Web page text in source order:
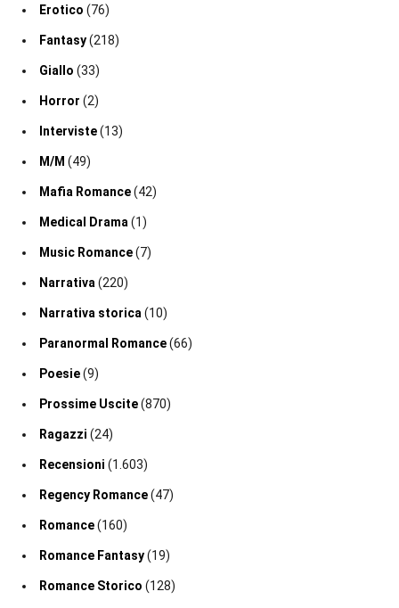
Erotico (76)
Fantasy(218)
Giallo (33)
Horror (2)
Interviste(13)
M/M (49)
Mafia Romance(42)
Medical Drama (1)
Music Romance(7)
Narrativa (220)
Narrativa storica (10)
Paranormal Romance(66)
Poesie(9)
Prossime Uscite(870)
Ragazzi (24)
Recensioni (1.603)
Regency Romance(47)
Romance(160)
Romance Fantasy(19)
Romance Storico (128)